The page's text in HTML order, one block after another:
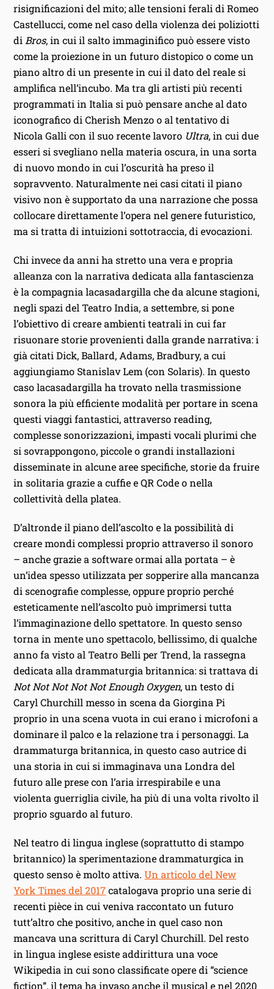
risignificazioni del mito; alle tensioni ferali di Romeo
Castellucci, come nel caso della violenza dei poliziotti
diBros, in cui il salto immaginifico può essere visto
come la proiezione in un futuro distopico o come un
piano altro di un presente in cui il dato del reale si
amplifica nell’incubo. Ma tra gli artisti più recenti
programmati in Italia si può pensare anche al dato
iconografico di Cherish Menzo o al tentativo di
Nicola Galli con il suo recente lavoro Ultra, in cui due
esseri si svegliano nella materia oscura, in una sorta
di nuovo mondo in cui l’oscurità ha preso il
sopravvento. Naturalmente nei casi citati il piano
visivo non è supportato da una narrazione che possa
collocare direttamente l’opera nel genere futuristico,
ma si tratta di intuizioni sottotraccia, di evocazioni.
Chi invece da anni ha stretto una vera e propria
alleanza con la narrativa dedicata alla fantascienza
è la compagnia lacasadargilla che da alcune stagioni,
negli spazi del Teatro India, a settembre, si pone
l’obiettivo di creare ambienti teatrali in cui far
risuonare storie provenienti dalla grande narrativa: i
già citati Dick, Ballard, Adams, Bradbury, a cui
aggiungiamo Stanislav Lem (con Solaris). In questo
caso lacasadargilla ha trovato nella trasmissione
sonora la più efficiente modalità per portare in scena
questi viaggi fantastici, attraverso reading,
complesse sonorizzazioni, impasti vocali plurimi che
si sovrappongono, piccole o grandi installazioni
disseminate in alcune aree specifiche, storie da fruire
in solitaria grazie a cuffie e QR Code o nella
collettività della platea.
D’altronde il piano dell’ascolto e la possibilità di
creare mondi complessi proprio attraverso il sonoro
– anche grazie a software ormai alla portata – è
un’idea spesso utilizzata per sopperire alla mancanza
di scenografie complesse, oppure proprio perché
esteticamente nell’ascolto può imprimersi tutta
l’immaginazione dello spettatore. In questo senso
torna in mente uno spettacolo, bellissimo, di qualche
anno fa visto al Teatro Belli per Trend, la rassegna
dedicata alla drammaturgia britannica: si trattava di
Not Not Not Not Not Enough Oxygen, un testo di
Caryl Churchill messo in scena da Giorgina Pi
proprio in una scena vuota in cui erano i microfoni a
dominare il palco e la relazione tra i personaggi. La
drammaturga britannica, in questo caso autrice di
una storia in cui si immaginava una Londra del
futuro alle prese con l’aria irrespirabile e una
violenta guerriglia civile, ha più di una volta rivolto il
proprio sguardo al futuro.
Nel teatro di lingua inglese (soprattutto di stampo
britannico) la sperimentazione drammaturgica in
questo senso è molto attiva.Un articolo del New
York Times del 2017catalogava proprio una serie di
recenti pièce in cui veniva raccontato un futuro
tutt’altro che positivo, anche in quel caso non
mancava una scrittura di Caryl Churchill. Del resto
in lingua inglese esiste addirittura una voce
Wikipedia in cui sono classificate opere di “science
fiction”, il tema ha invaso anche il musical e nel 2020